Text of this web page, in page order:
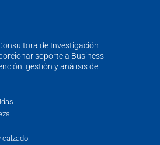
de Investigación
soporte a Business
gestión y análisis de
calzado